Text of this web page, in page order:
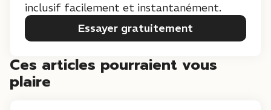
inclusif facilement et instantanément.
Essayer gratuitement
Ces articles pourraient vous
plaire